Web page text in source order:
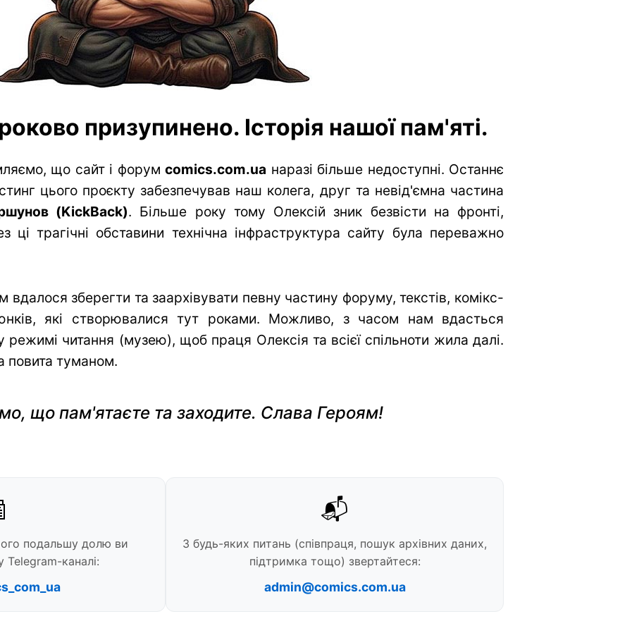
призупинено. Історія нашої пам'яті.
що сайт і форум comics.com.ua наразі більше недоступні. Останнє
цього проєкту забезпечував наш колега, друг та невід'ємна частина
(KickBack). Більше року тому Олексій зник безвісти на фронті,
ці трагічні обставини технічна інфраструктура сайту була переважно
вдалося зберегти та заархівувати певну частину форуму, текстів, комікс-
які створювалися тут роками. Можливо, з часом нам вдасться
режимі читання (музею), щоб праця Олексія та всієї спільноти жила далі.
повита туманом.
що пам'ятаєте та заходите. Слава Героям!
подальшу долю ви
Telegram-каналі:
📬
З будь-яких питань (співпраця, пошук архівних даних,
підтримка тощо) звертайтеся:
admin@comics.com.ua